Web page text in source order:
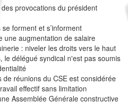
provocations du président
forment et s’informent
une augmentation de salaire
: niveler les droits vers le haut
le délégué syndical n'est pas soumis
de réunions du CSE est considérée
effectif sans limitation
Assemblée Générale constructive